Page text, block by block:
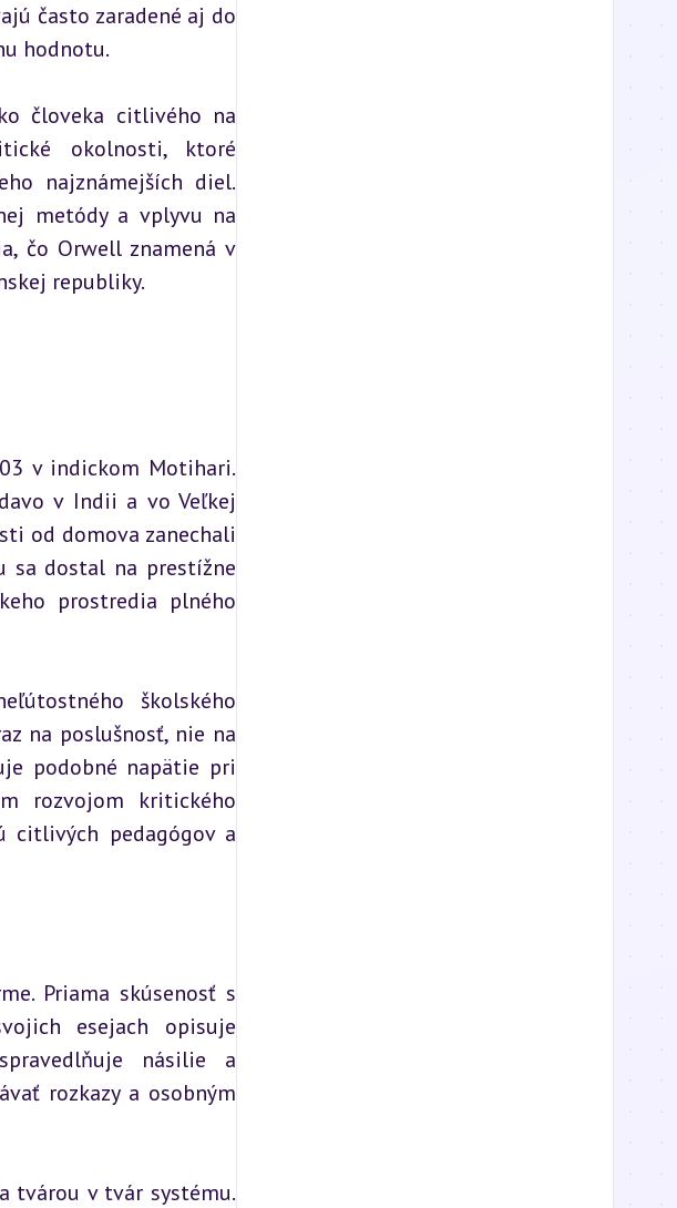
často zaradené aj do
hodnotu.
človeka citlivého na
okolnosti, ktoré
najznámejších diel.
metódy a vplyvu na
čo Orwell znamená v
republiky.
v indickom Motihari.
v Indii a vo Veľkej
od domova zanechali
sa dostal na prestížne
prostredia plného
školského
na poslušnosť, nie na
podobné napätie pri
rozvojom kritického
citlivých pedagógov a
Priama skúsenosť s
esejach opisuje
násilie a
rozkazy a osobným
tvárou v tvár systému.